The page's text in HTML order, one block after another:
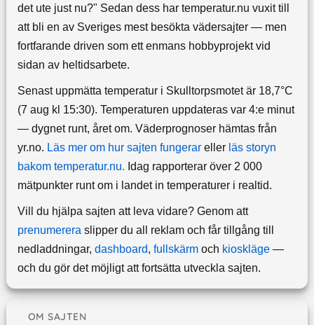
det ute just nu?" Sedan dess har temperatur.nu vuxit till
att bli en av Sveriges mest besökta vädersajter — men
fortfarande driven som ett enmans hobbyprojekt vid
sidan av heltidsarbete.
Senast uppmätta temperatur i Skulltorpsmotet är 18,7°C
(7 aug kl 15:30). Temperaturen uppdateras var 4:e minut
— dygnet runt, året om. Väderprognoser hämtas från
yr.no. Läs mer om hur sajten fungerareller läs storyn
bakom temperatur.nu. Idag rapporterar över 2 000
mätpunkter runt om i landet in temperaturer i realtid.
Vill du hjälpa sajten att leva vidare? Genom att
prenumereraslipper du all reklam och får tillgång till
nedladdningar, dashboard, fullskärmoch kioskläge—
och du gör det möjligt att fortsätta utveckla sajten.
OM SAJTEN